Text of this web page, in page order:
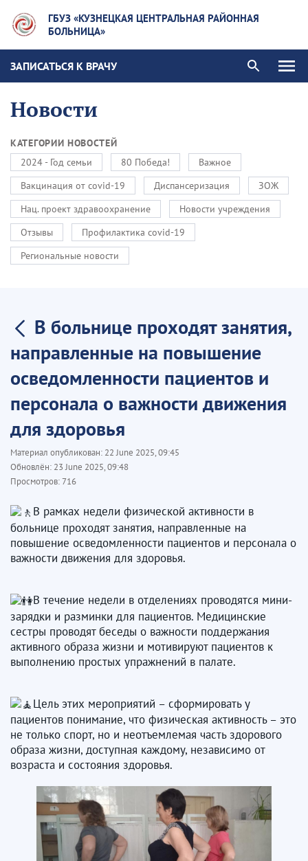
ГБУЗ «КУЗНЕЦКАЯ ЦЕНТРАЛЬНАЯ РАЙОННАЯ
БОЛЬНИЦА»
ЗАПИСАТЬСЯ К ВРАЧУ
Новости
КАТЕГОРИИ НОВОСТЕЙ
2024 - Год семьи
80 Победа!
Важное
Вакцинация от covid-19
Диспансеризация
ЗОЖ
Нац. проект здравоохранение
Новости учреждения
Отзывы
Профилактика covid-19
Региональные новости
В больнице проходят занятия,
направленные на повышение
осведомленности пациентов и
персонала о важности движения
для здоровья
Материал опубликован: 22 June 2025, 09:45
Обновлён: 23 June 2025, 09:48
Просмотров:716
В рамках недели физической активности в
больнице проходят занятия, направленные на
повышение осведомленности пациентов и персонала о
важности движения для здоровья.
В течение недели в отделениях проводятся мини-
зарядки и разминки для пациентов. Медицинские
сестры проводят беседы о важности поддержания
активного образа жизни и мотивируют пациентов к
выполнению простых упражнений в палате.
Цель этих мероприятий – сформировать у
пациентов понимание, что физическая активность – это
не только спорт, но и неотъемлемая часть здорового
образа жизни, доступная каждому, независимо от
возраста и состояния здоровья.